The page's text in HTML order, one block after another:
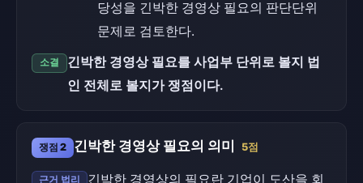
당성을 긴박한 경영상 필요의 판단단위
문제로 검토한다.
소결
긴박한 경영상 필요를 사업부 단위로 볼지 법
인 전체로 볼지가 쟁점이다.
쟁점 2 긴박한 경영상 필요의 의미 5점
근거 법리
긴박한 경영상의 필요란 기업이 도산을 회